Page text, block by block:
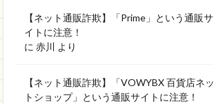
【ネット通販詐欺】「Prime」という通販サ
イトに注意！
に 赤川 より
【ネット通販詐欺】「VOWYBX 百貨店ネッ
トショップ」という通販サイトに注意！